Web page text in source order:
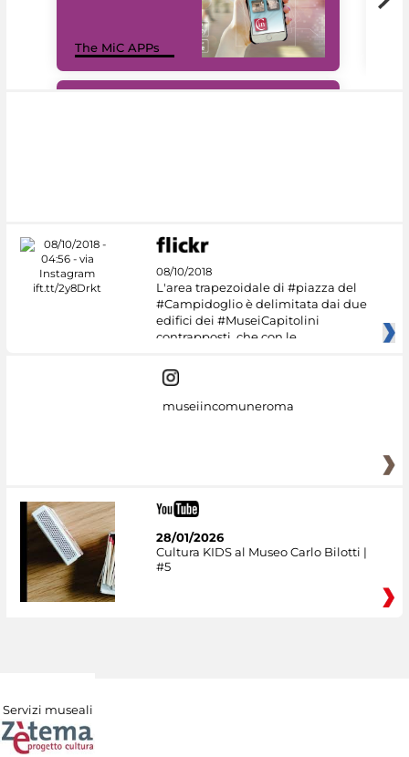
The MiC APPs
08/10/2018
L'area trapezoidale di #piazza del
#Campidoglio è delimitata dai due
edifici dei #MuseiCapitolini
contrapposti, che con le
museiincomuneroma
28/01/2026
Cultura KIDS al Museo Carlo Bilotti |
#5
Servizi museali